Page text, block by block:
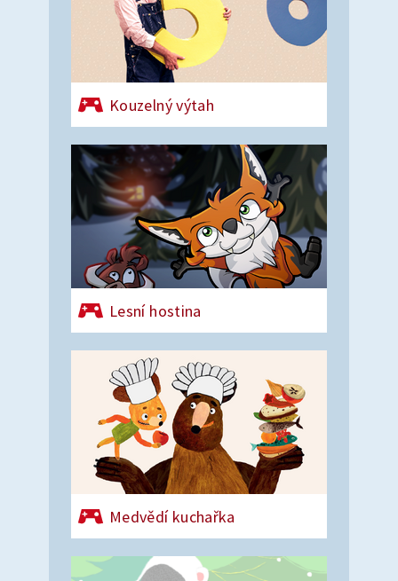
Kouzelný výtah
Lesní hostina
Medvědí kuchařka